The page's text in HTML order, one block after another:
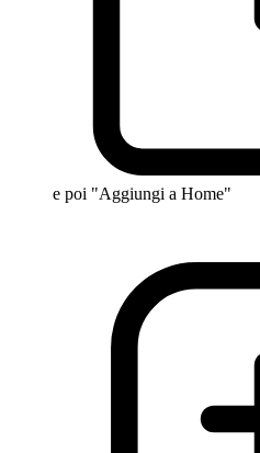
e poi "Aggiungi a Home"